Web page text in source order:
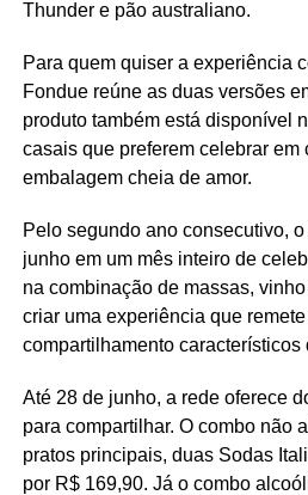
Thunder e pão australiano.
Para quem quiser a experiência
Fondue reúne as duas versões
produto também está disponível
casais que preferem celebrar em
embalagem cheia de amor.
Pelo segundo ano consecutivo,
junho em um mês inteiro de
na combinação de massas,
criar uma experiência que
compartilhamento
Até 28 de junho, a rede oferece
para compartilhar. O combo não
pratos principais, duas Sodas
por R$ 169,90. Já o combo